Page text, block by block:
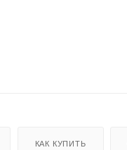
КАК КУПИТЬ